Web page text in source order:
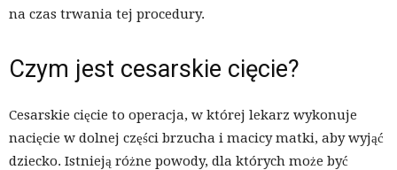
na czas trwania tej procedury.
Czym jest cesarskie cięcie?
Cesarskie cięcie to operacja, w której lekarz wykonuje
nacięcie w dolnej części brzucha i macicy matki, aby wyjąć
dziecko. Istnieją różne powody, dla których może być